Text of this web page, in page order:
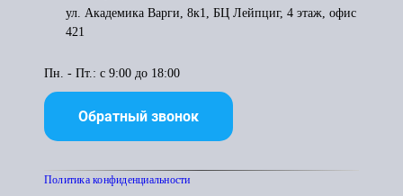
ул. Академика Варги, 8к1, БЦ Лейпциг, 4 этаж, офис
421
Пн. - Пт.: с 9:00 до 18:00
Обратный звонок
Политика конфиденциальности